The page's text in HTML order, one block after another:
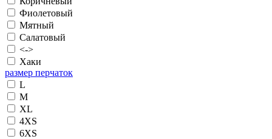
Фиолетовый
Мятный
Салатовый
<->
Хаки
размер перчаток
L
M
XL
4XS
6XS